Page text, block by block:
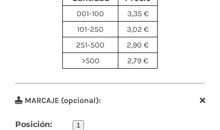
001-100
3,35 €
101-250
3,02 €
251-500
2,90 €
>500
2,79 €
MARCAJE (opcional):
Posición: 1